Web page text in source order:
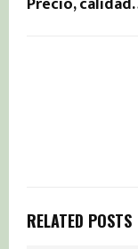
RELATED POSTS